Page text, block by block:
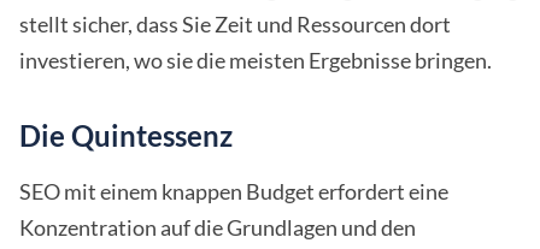
stellt sicher, dass Sie Zeit und Ressourcen dort
investieren, wo sie die meisten Ergebnisse bringen.
Die Quintessenz
SEO mit einem knappen Budget erfordert eine
Konzentration auf die Grundlagen und den